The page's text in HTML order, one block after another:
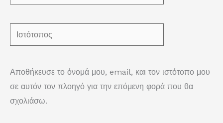
Ιστότοπος
Αποθήκευσε το όνομά μου, email, και τον ιστότοπο μου
σε αυτόν τον πλοηγό για την επόμενη φορά που θα
σχολιάσω.